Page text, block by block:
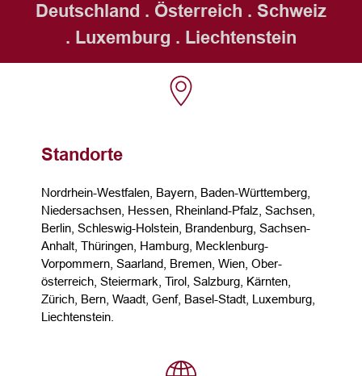
Deutschland . Österreich . Schweiz
. Luxemburg . Liechtenstein
Standorte
Nordrhein-Westfalen, Bayern, Baden-Württemberg,
Niedersachsen, Hessen, Rheinland-Pfalz, Sachsen,
Berlin, Schleswig-Holstein, Brandenburg, Sachsen-
Anhalt, Thüringen, Hamburg, Mecklenburg-
Vorpommern, Saarland, Bremen, Wien, Ober­
österreich, Steier­mark, Tirol, Salzburg, Kärnten,
Zürich, Bern, Waadt, Genf, Basel-Stadt, Luxemburg,
Liechtenstein.